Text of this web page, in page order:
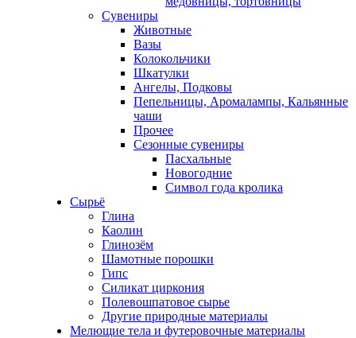
Сувениры
Животные
Вазы
Колокольчики
Шкатулки
Ангелы, Подковы
Пепельницы, Аромалампы, Кальянные
чаши
Прочее
Сезонные сувениры
Пасхальные
Новогодние
Символ года кролика
Сырьё
Глина
Каолин
Глинозём
Шамотные порошки
Гипс
Силикат циркония
Полевошпатовое сырье
Другие природные материалы
Мелющие тела и футеровочные материалы